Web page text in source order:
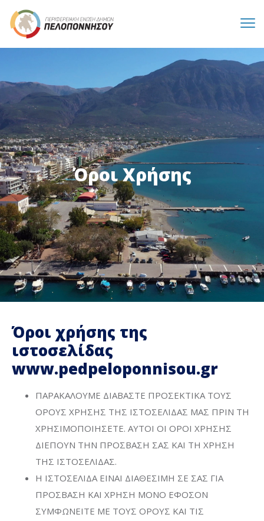
Όροι Χρήσης
Όροι χρήσης της
ιστοσελίδας
www.pedpeloponnisou.gr
ΠΑΡΑΚΑΛΟΥΜΕ ΔΙΑΒΑΣΤΕ ΠΡΟΣΕΚΤΙΚΑ ΤΟΥΣ
ΟΡΟΥΣ ΧΡΗΣΗΣ ΤΗΣ ΙΣΤΟΣΕΛΙΔΑΣ ΜΑΣ ΠΡΙΝ ΤΗ
ΧΡΗΣΙΜΟΠΟΙΗΣΕΤΕ. ΑΥΤΟΙ ΟΙ ΟΡΟΙ ΧΡΗΣΗΣ
ΔΙΕΠΟΥΝ ΤΗΝ ΠΡΟΣΒΑΣΗ ΣΑΣ ΚΑΙ ΤΗ ΧΡΗΣΗ
ΤΗΣ ΙΣΤΟΣΕΛΙΔΑΣ.
Η ΙΣΤΟΣΕΛΙΔΑ ΕΙΝΑΙ ΔΙΑΘΕΣΙΜΗ ΣΕ ΣΑΣ ΓΙΑ
ΠΡΟΣΒΑΣΗ ΚΑΙ ΧΡΗΣΗ ΜΟΝΟ ΕΦΟΣΟΝ
ΣΥΜΦΩΝΕΙΤΕ ΜΕ ΤΟΥΣ ΟΡΟΥΣ ΚΑΙ ΤΙΣ